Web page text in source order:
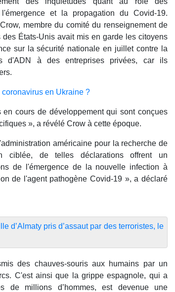
et la propagation du Covid-19.
membre du comité du renseignement de
des États-Unis avait mis en garde les citoyens
sur la sécurité nationale en juillet contre la
d'ADN à des entreprises privées, car ils
en Ukraine ?
cours de développement qui sont conçues
», a révélé Crow à cette époque.
américaine pour la recherche de
ciblée, de telles déclarations offrent un
de l'émergence de la nouvelle infection à
de l'agent pathogène Covid-19 », a déclaré
d’Almaty pris d’assaut par des terroristes, le
des chauves-souris aux humains par un
C'est ainsi que la grippe espagnole, qui a
millions d’hommes, est devenue une